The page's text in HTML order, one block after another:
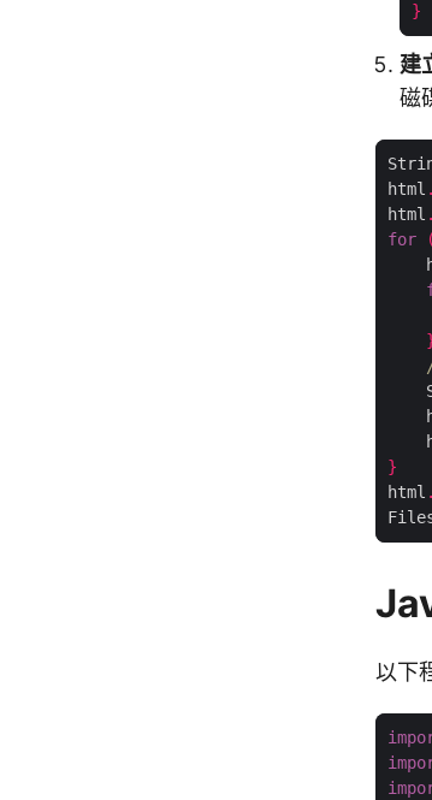
}
建
磁
html .
html .
for
(
}
html .
以下